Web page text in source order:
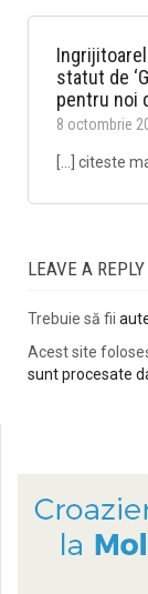
statut de
pentru noi
8 octombrie
[…] citeste
LEAVE A REPLY
Trebuie să fii
Acest site
sunt procesate